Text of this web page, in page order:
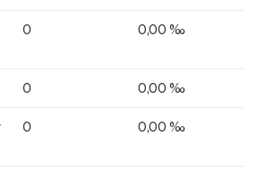
0 0,00 ‰
0 0,00 ‰
0 0,00 ‰